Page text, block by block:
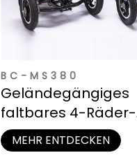
BC-MS380
Geländegängiges
faltbares 4-Räder-
Mobilitätsscooter für
Senioren
MEHR ENTDECKEN